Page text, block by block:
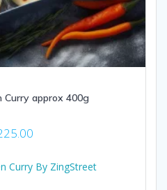
Curry approx 400g
Curry By ZingStreet